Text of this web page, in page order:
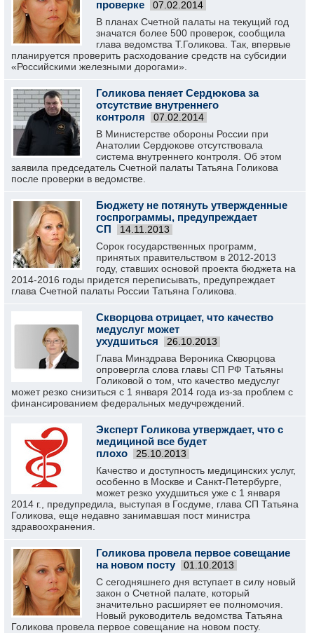
проверке 07.02.2014
В планах Счетной палаты на текущий год
значатся более 500 проверок, сообщила
глава ведомства Т.Голикова. Так, впервые
планируется проверить расходование средств на субсидии
«Российскими железными дорогами».
Голикова пеняет Сердюкова за
отсутствие внутреннего
контроля
07.02.2014
В Министерстве обороны России при
Анатолии Сердюкове отсутствовала
система внутреннего контроля. Об этом
заявила председатель Счетной палаты Татьяна Голикова
после проверки в ведомстве.
Бюджету не потянуть утвержденные
госпрограммы, предупреждает
СП
14.11.2013
Сорок государственных программ,
принятых правительством в 2012-2013
году, ставших основой проекта бюджета на
2014-2016 годы придется переписывать, предупреждает
глава Счетной палаты России Татьяна Голикова.
Скворцова отрицает, что качество
медуслуг может
ухудшиться
26.10.2013
Глава Минздрава Вероника Скворцова
опровергла слова главы СП РФ Татьяны
Голиковой о том, что качество медуслуг
может резко снизиться с 1 января 2014 года из-за проблем с
финансированием федеральных медучреждений.
Эксперт Голикова утверждает, что с
медициной все будет
плохо
25.10.2013
Качество и доступность медицинских услуг,
особенно в Москве и Санкт-Петербурге,
может резко ухудшиться уже с 1 января
2014 г., предупредила, выступая в Госдуме, глава СП Татьяна
Голикова, еще недавно занимавшая пост министра
здравоохранения.
Голикова провела первое совещание
на новом посту
01.10.2013
С сегодняшнего дня вступает в силу новый
закон о Счетной палате, который
значительно расширяет ее полномочия.
Новый руководитель ведомства Татьяна
Голикова провела первое совещание на новом посту.